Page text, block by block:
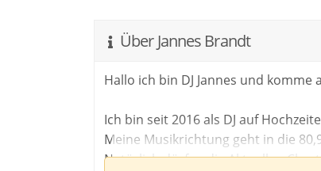
Über Jannes Brandt
Hallo ich bin DJ Jannes und
Ich bin seit 2016 als DJ auf
Meine Musikrichtung geht in die
Natürlich dürfen die Aktuellen